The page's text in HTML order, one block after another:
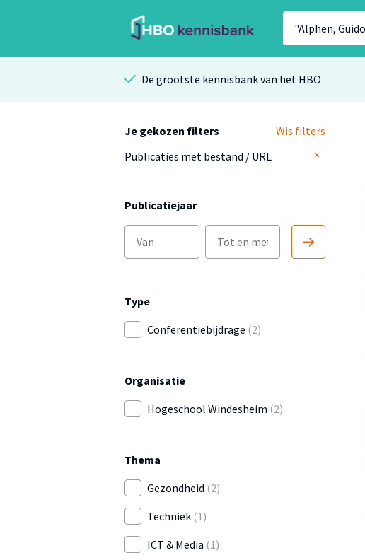
De grootste kennisbank van het HBO
Je gekozen filters
Wis filters
Publicaties met bestand / URL
Publicatiejaar
Type
Conferentiebijdrage (2)
Organisatie
Hogeschool Windesheim (2)
Thema
Gezondheid (2)
Techniek (1)
ICT & Media (1)